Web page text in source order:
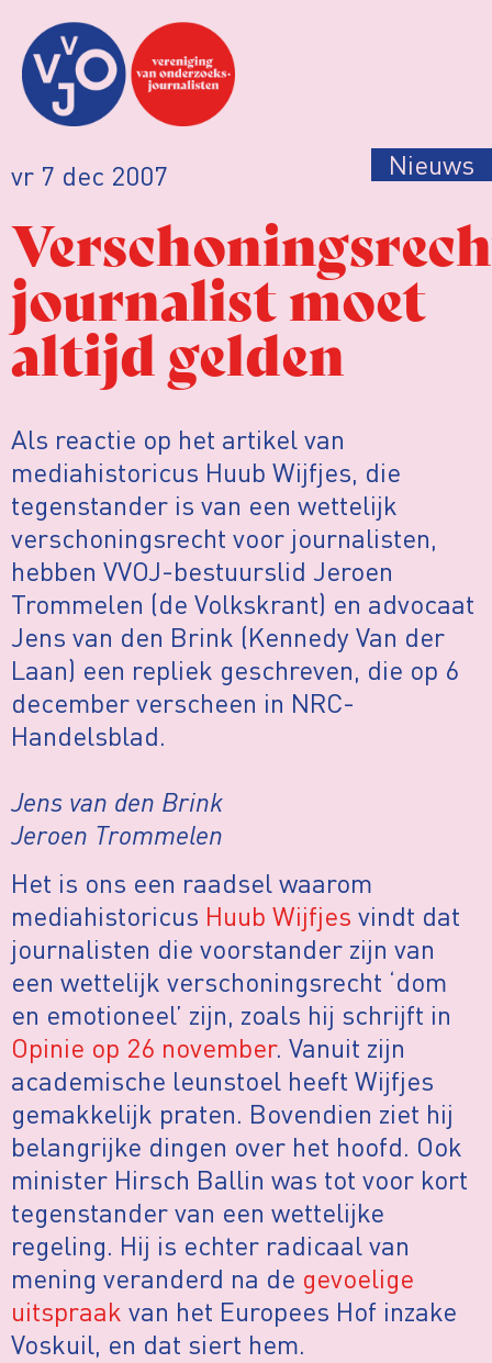
vr 7 dec 2007 Nieuws
journalist moet
altijd gelden
Als reactie op het artikel van
mediahistoricus Huub Wijfjes, die
tegenstander is van een wettelijk
verschoningsrecht voor journalisten,
hebben VVOJ-bestuurslid Jeroen
Trommelen (de Volkskrant) en advocaat
Jens van den Brink (Kennedy Van der
Laan) een repliek geschreven, die op 6
december verscheen in NRC-
Handelsblad.
Jens van den Brink
Jeroen Trommelen
Het is ons een raadsel waarom
mediahistoricus Huub Wijfjes vindt dat
journalisten die voorstander zijn van
een wettelijk verschoningsrecht ‘dom
en emotioneel’ zijn, zoals hij schrijft in
Opinie op 26 november. Vanuit zijn
academische leunstoel heeft Wijfjes
gemakkelijk praten. Bovendien ziet hij
belangrijke dingen over het hoofd. Ook
minister Hirsch Ballin was tot voor kort
tegenstander van een wettelijke
regeling. Hij is echter radicaal van
mening veranderd na de gevoelige
uitspraak van het Europees Hof inzake
Voskuil, en dat siert hem.